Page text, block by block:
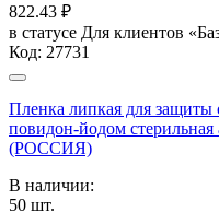
822.43 ₽
в статусе Для клиентов
Код: 27731
Пленка липкая для
повидон-йодом
(РОССИЯ)
В наличии:
50 шт.